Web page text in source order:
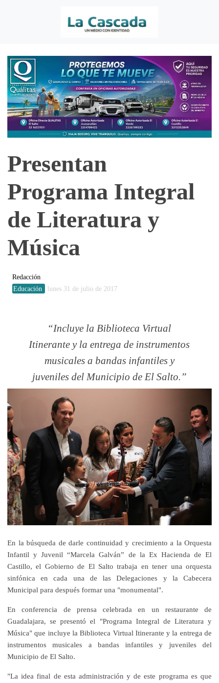
Presentan
Programa Integral
de Literatura y
Música
Redacción
Educación
lunes 31 de julio de 2017
Incluye la Biblioteca Virtual
Itinerante y la entrega de instrumentos
musicales a bandas infantiles y
juveniles del Municipio de El Salto.
En la búsqueda de darle continuidad y crecimiento a la Orquesta
Infantil y Juvenil “Marcela Galván” de la Ex Hacienda de El
Castillo, el Gobierno de El Salto trabaja en tener una orquesta
sinfónica en cada una de las Delegaciones y la Cabecera
Municipal para después formar una "monumental".
En conferencia de prensa celebrada en un restaurante de
Guadalajara, se presentó el "Programa Integral de Literatura y
Música" que incluye la Biblioteca Virtual Itinerante y la entrega de
instrumentos musicales a bandas infantiles y juveniles del
Municipio de El Salto.
"La idea final de esta administración y de este programa es que